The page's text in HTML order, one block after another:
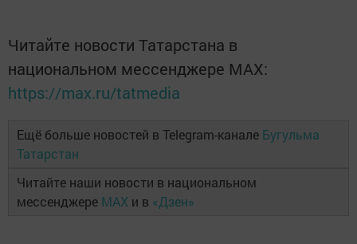
Читайте новости Татарстана в
национальном мессенджере MАХ:
https://max.ru/tatmedia
Ещё больше новостей в Telegram-канале Бугульма
Татарстан
Читайте наши новости в национальном
мессенджере MAX и в «Дзен»